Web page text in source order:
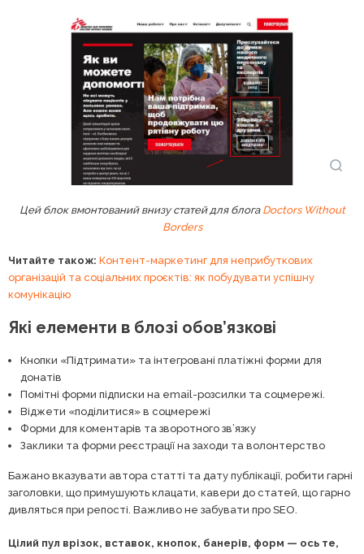
Цей блок вмонтований внизу статей для блога Doctors Without
Borders
Читайте також: Контент-маркетинг для неприбуткових
організацій та соціальних проєктів: як побудувати успішну
комунікацію
Які елементи в блозі обов’язкові
Кнопки «Підтримати» та інтегровані платіжні форми для
донатів
Помітні форми підписки на email-розсилки та соцмережі.
Віджети «поділитися» в соцмережі
Форми для коментарів та зворотного зв’язку
Заклики та форми реєстрації на заходи та волонтерство
Бажано вказувати автора статті та дату публікації, робити гарні
заголовки, що примушують клацати, кавери до статей, що гарно
дивляться при репості. Важливо не забувати про SEO.
Цілий пул врізок, вставок, кнопок, банерів, форм — ось те,